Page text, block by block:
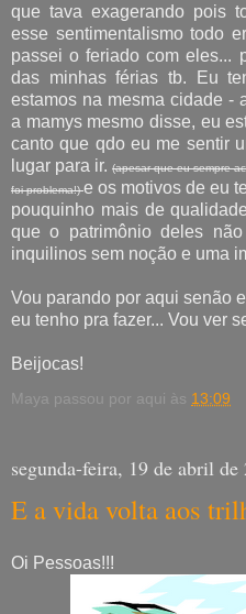
que tava exagerando pois
esse sentimentalismo todo
passei o feriado com eles...
das minhas férias tb. Eu
estamos na mesma cidade -
a mamys mesmo disse, eu
canto que qdo eu me sentir
lugar para ir.(apesar que eu sempre
foi problema!)e os motivos de eu
pouquinho mais de
que o patrimônio deles
inquilinos sem noção e uma
Vou parando por aqui senão
eu tenho pra fazer... Vou ver
Beijocas!
Maya passou por aqui às 13:09
segunda-feira, 19 de abril de
E a vida volta aos
Oi Pessoas!!!